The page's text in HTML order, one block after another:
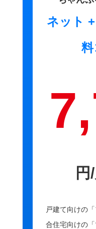
ネット
料
円
戸建て向けの
合住宅向けの